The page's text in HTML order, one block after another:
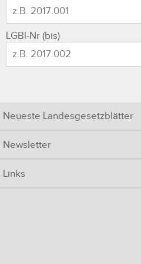
LGBl-Nr (bis)
Neueste Landesgesetzblätter
Newsletter
Links